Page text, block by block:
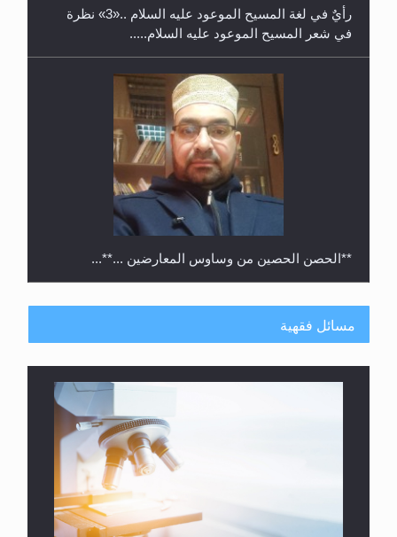
رأيٌ في لغة المسيح الموعود عليه السلام ..«3» نظرة
في شعر المسيح الموعود عليه السلام.....
**الحصن الحصين من وساوس المعارضين ...**...
مسائل فقهية